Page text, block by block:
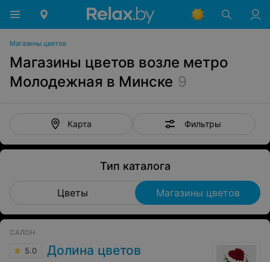
Магазины цветов
Магазины цветов возле метро
Молодежная в Минске 9
Карта Фильтры
Тип каталога
Цветы Магазины цветов
САЛОН
5.0 Долина цветов